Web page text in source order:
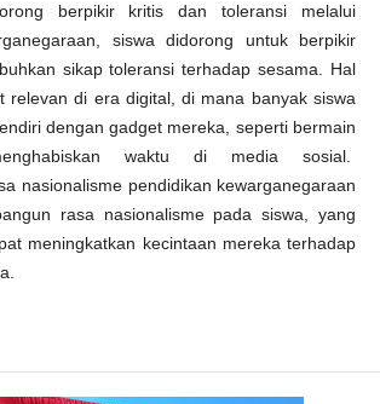
berpikir kritis dan toleransi melalui
siswa didorong untuk berpikir
sikap toleransi terhadap sesama. Hal
relevan di era digital, di mana banyak siswa
dengan gadget mereka, seperti bermain
waktu di media sosial.
nasionalisme pendidikan kewarganegaraan
rasa nasionalisme pada siswa, yang
meningkatkan kecintaan mereka terhadap